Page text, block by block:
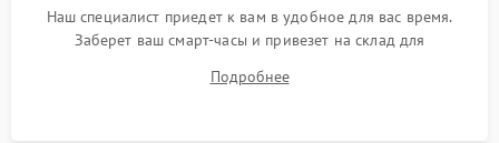
Наш специалист приедет к вам в удобное для вас время.
Заберет ваш смарт-часы и привезет на склад для
Подробнее